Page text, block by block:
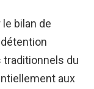
bilan de
traditionnels du
aux